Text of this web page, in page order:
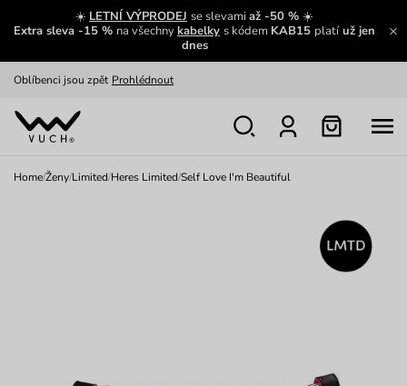
☀️ LETNÍ VÝPRODEJ se slevamiaž -50 % ☀️
Extra sleva -15 % na všechnykabelky s kódem KAB15 platíuž jen
dnes
Zajímavosti ze světa Vuch:
Oblíbenci jsou zpět Prohlédnout
Nech se inspirovat
Home/Ženy/Limited/Heres Limited/Self Love I'm Beautiful